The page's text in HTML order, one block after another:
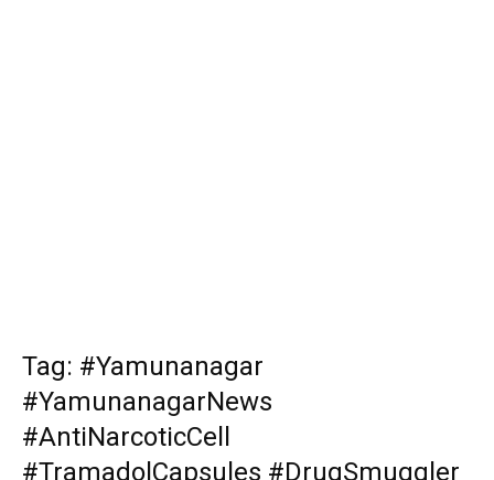
Tag: #Yamunanagar
#YamunanagarNews
#AntiNarcoticCell
#TramadolCapsules #DrugSmuggler